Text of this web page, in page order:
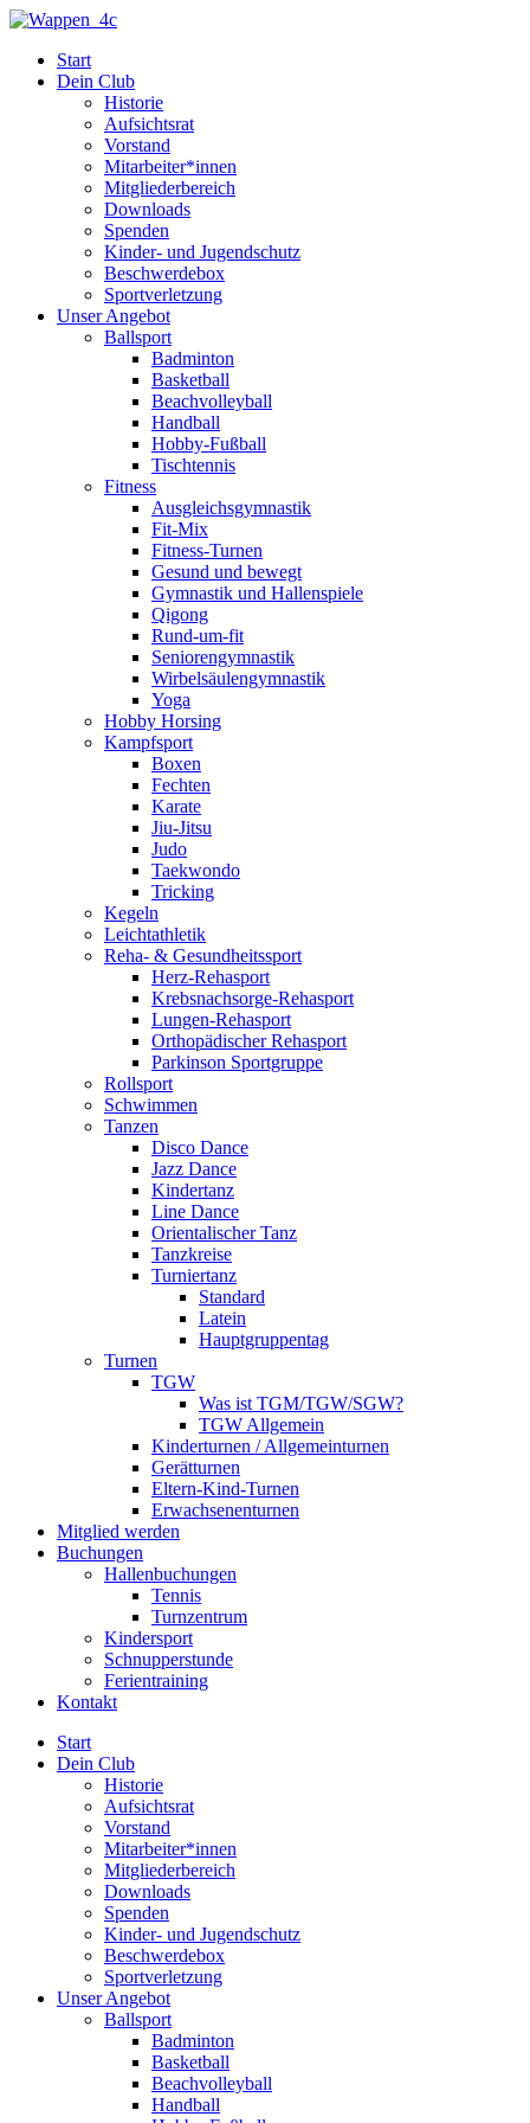
Zum
springenStart
Dein Club
Historie
Aufsichtsrat
Vorstand
Mitarbeiter*innen
Mitgliederbereich
Downloads
Spenden
Kinder- und Jugendschutz
Beschwerdebox
Sportverletzung
Unser Angebot
Ballsport
Badminton
Basketball
Beachvolleyball
Handball
Hobby-Fußball
Tischtennis
Fitness
Ausgleichsgymnastik
Fit-Mix
Fitness-Turnen
Gesund und bewegt
Gymnastik und Hallenspiele
Qigong
Rund-um-fit
Seniorengymnastik
Wirbelsäulengymnastik
Yoga
Hobby Horsing
Kampfsport
Boxen
Fechten
Karate
Jiu-Jitsu
Judo
Taekwondo
Tricking
Kegeln
Leichtathletik
Reha- & Gesundheitssport
Herz-Rehasport
Krebsnachsorge-Rehasport
Lungen-Rehasport
Orthopädischer Rehasport
Parkinson Sportgruppe
Rollsport
Schwimmen
Tanzen
Disco Dance
Jazz Dance
Kindertanz
Line Dance
Orientalischer Tanz
Tanzkreise
Turniertanz
Standard
Latein
Hauptgruppentag
Turnen
TGW
Was ist TGM/TGW/SGW?
TGW Allgemein
Kinderturnen / Allgemeinturnen
Gerätturnen
Eltern-Kind-Turnen
Erwachsenenturnen
Mitglied werden
Buchungen
Hallenbuchungen
Tennis
Turnzentrum
Kindersport
Schnupperstunde
Ferientraining
Kontakt
Start
Dein Club
Historie
Aufsichtsrat
Vorstand
Mitarbeiter*innen
Mitgliederbereich
Downloads
Spenden
Kinder- und Jugendschutz
Beschwerdebox
Sportverletzung
Unser Angebot
Ballsport
Badminton
Basketball
Beachvolleyball
Handball